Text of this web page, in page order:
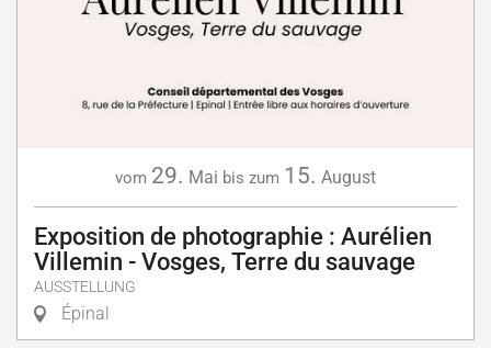
vom 29. Mai bis zum 15. August
Exposition de photographie : Aurélien
Villemin - Vosges, Terre du sauvage
AUSSTELLUNG
Épinal